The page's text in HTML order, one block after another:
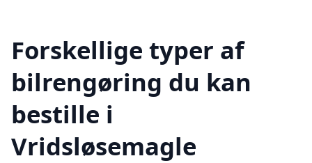
Forskellige typer af
bilrengøring du kan
bestille i
Vridsløsemagle